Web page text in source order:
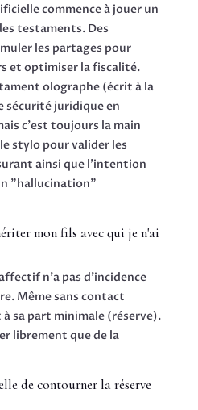
commence à jouer un
testaments. Des
les partages pour
et optimiser la fiscalité.
olographe (écrit à la
sécurité juridique en
c'est toujours la main
stylo pour valider les
ainsi que l'intention
"hallucination"
mon fils avec qui je n'ai
n'a pas d'incidence
Même sans contact
sa part minimale (réserve).
librement que de la
de contourner la réserve